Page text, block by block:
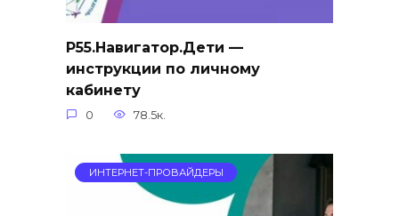
Р55.Навигатор.Дети —
инструкции по личному
кабинету
0 78.5к.
ИНТЕРНЕТ-ПРОВАЙДЕРЫ